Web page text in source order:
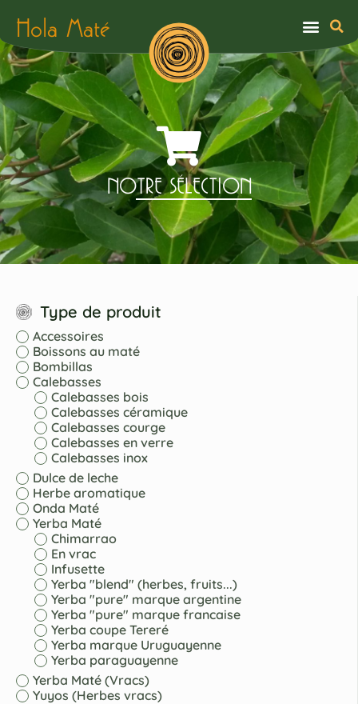
Hola Maté
NOTRE SÉLECTION
Type de produit
Accessoires
Boissons au maté
Bombillas
Calebasses
Calebasses bois
Calebasses céramique
Calebasses courge
Calebasses en verre
Calebasses inox
Dulce de leche
Herbe aromatique
Onda Maté
Yerba Maté
Chimarrao
En vrac
Infusette
Yerba "blend" (herbes, fruits...)
Yerba "pure" marque argentine
Yerba "pure" marque francaise
Yerba coupe Tereré
Yerba marque Uruguayenne
Yerba paraguayenne
Yerba Maté (Vracs)
Yuyos (Herbes vracs)